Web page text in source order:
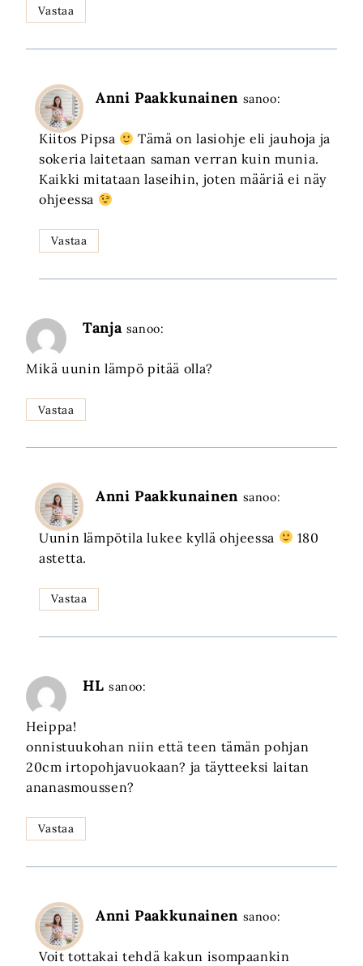
Vastaa
Anni Paakkunainen sanoo:
Kiitos Pipsa
Tämä on lasiohje eli jauhoja ja
sokeria laitetaan saman verran kuin munia.
Kaikki mitataan laseihin, joten määriä ei näy
ohjeessa
Vastaa
Tanja sanoo:
Mikä uunin lämpö pitää olla?
Vastaa
Anni Paakkunainen sanoo:
Uunin lämpötila lukee kyllä ohjeessa
180
astetta.
Vastaa
HL sanoo:
Heippa!
onnistuukohan niin että teen tämän pohjan
20cm irtopohjavuokaan? ja täytteeksi laitan
ananasmoussen?
Vastaa
Anni Paakkunainen sanoo:
Voit tottakai tehdä kakun isompaankin